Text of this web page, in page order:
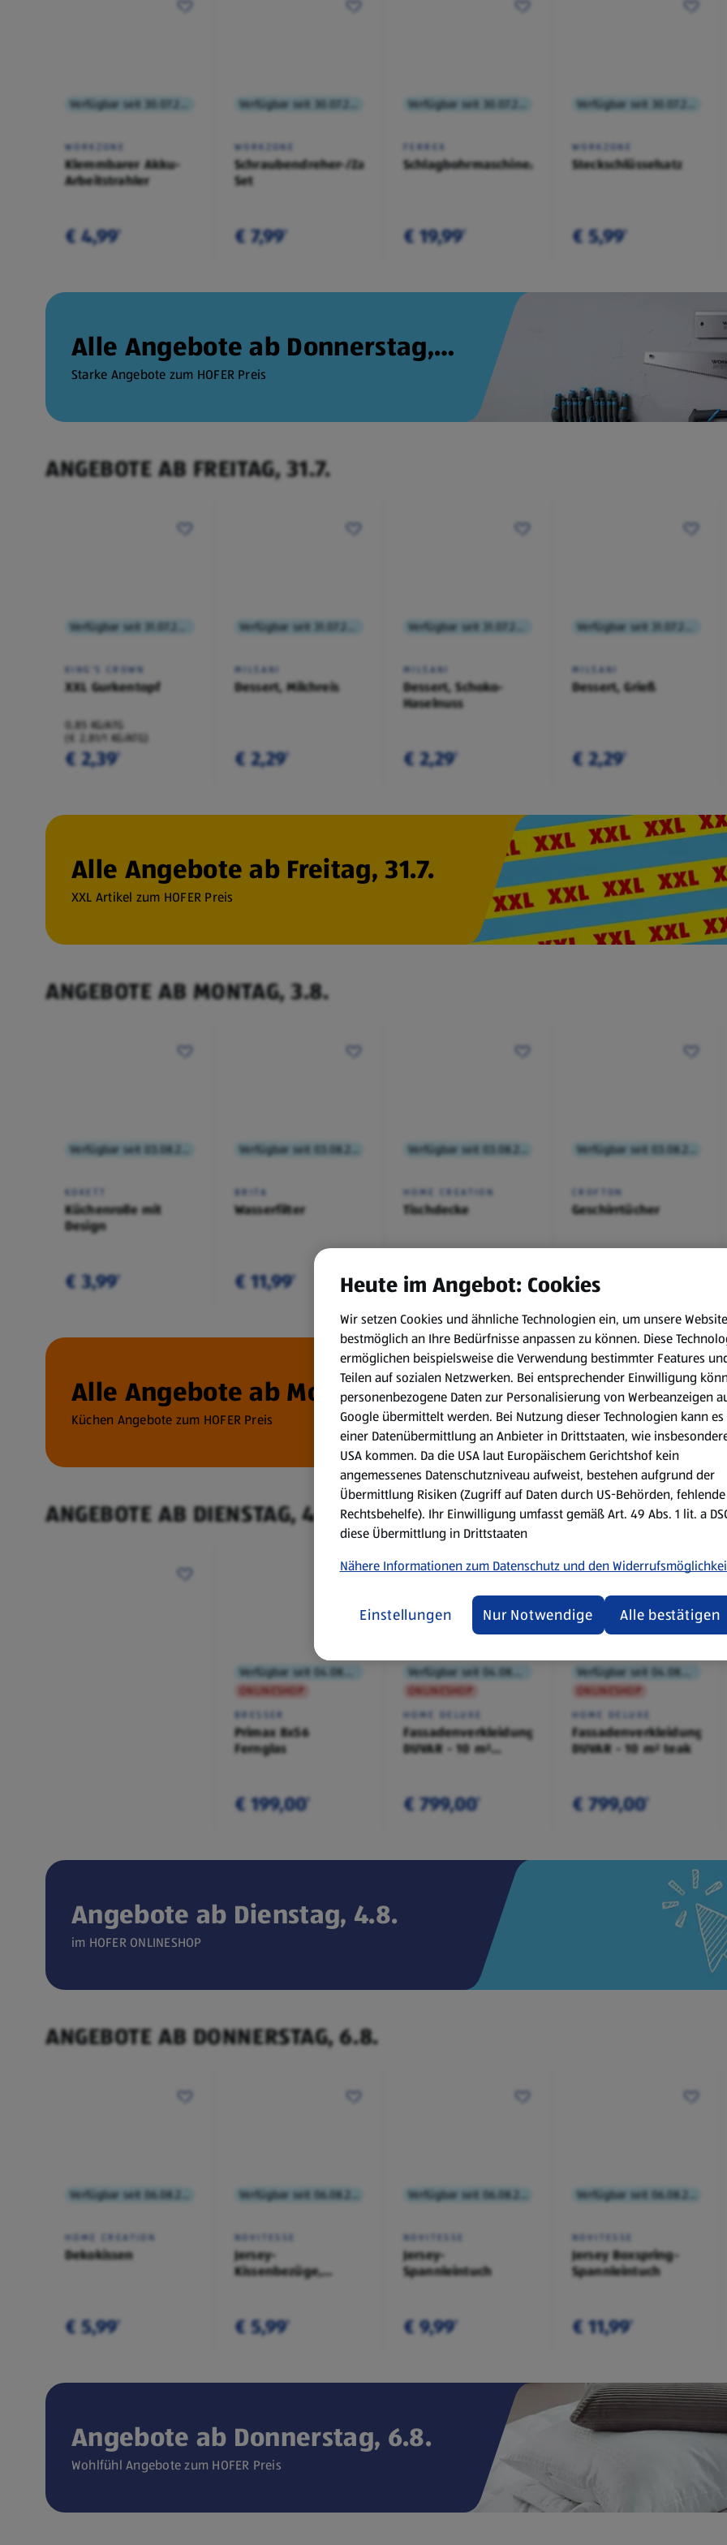
WORKZONE
Klemmbarer Akku-
Arbeitstrahler
€ 4,99¹
WORKZONE
Schraubendreher-/Zangen-
Set
€ 7,99¹
FERREX
Schlagbohrmaschine/Stichsäge
€ 19,99¹
WORKZONE
Steckschlüsselsatz
€ 5,99¹
Alle Angebote ab Donnerstag,
30.7.
Starke Angebote zum HOFER Preis
ANGEBOTE AB FREITAG, 31.7.
KING'S CROWN
XXL Gurkentopf
0,85 KG/ATG
(€ 2,81/1 KG/ATG)
€ 2,39¹
MILSANI
Dessert, Milchreis
€ 2,29¹
MILSANI
Dessert, Schoko-
Haselnuss
€ 2,29¹
MILSANI
Dessert, Grieß
€ 2,29¹
Alle Angebote ab Freitag, 31.7.
XXL Artikel zum HOFER Preis
ANGEBOTE AB MONTAG, 3.8.
KOKETT
Küchenrolle mit
Design
€ 3,99¹
BRITA
Wasserfilter
€ 11,99¹
HOME CREATION
Tischdecke
€ 2,99¹
CROFTON
Geschirrtücher
€ 3,49
Alle Angebote ab Montag, 3.8.
Küchen Angebote zum HOFER Preis
ANGEBOTE AB DIENSTAG, 4.8.
Verfügbar seit 04.08.2026
CEEM
ONLINESHOP
BRESSER
Primax 8x56
Fernglas
€ 199,00¹
ONLINESHOP
HOME DELUXE
Fassadenverkleidung
DUVAR - 10 m²
€ 799,00¹
ONLINESHOP
HOME DELUXE
Fassadenverkleidung
DUVAR - 10 m² teak
€ 799,00¹
Angebote ab Dienstag, 4.8.
im HOFER ONLINESHOP
(öffnet in einem neuen Tab)
ANGEBOTE AB DONNERSTAG, 6.8.
HOME CREATION
Dekokissen
€ 5,99¹
NOVITESSE
Jersey-
Kissenbezüge,
€ 5,99¹
NOVITESSE
Jersey-
Spannleintuch
€ 9,99¹
NOVITESSE
Jersey Boxspring-
Spannleintuch
€ 11,99¹
Angebote ab Donnerstag, 6.8.
Wohlfühl Angebote zum HOFER Preis
Heute im Angebot: Cookies
Wir setzen Cookies und ähnliche Technologien ein, um unsere Website
bestmöglich an Ihre Bedürfnisse anpassen zu können. Diese
ermöglichen beispielsweise die Verwendung bestimmter Features
Teilen auf sozialen Netzwerken. Bei entsprechender Einwilligung
personenbezogene Daten zur Personalisierung von Werbeanzeigen
Google übermittelt werden. Bei Nutzung dieser Technologien kann es
einer Datenübermittlung an Anbieter in Drittstaaten, wie
USA kommen. Da die USA laut Europäischem Gerichtshof kein
angemessenes Datenschutzniveau aufweist, bestehen aufgrund der
Übermittlung Risiken (Zugriff auf Daten durch US-Behörden, fehlende
Rechtsbehelfe). Ihr Einwilligung umfasst gemäß Art. 49 Abs. 1 lit. a
diese Übermittlung in Drittstaaten
Nähere Informationen zum Datenschutz und den
Einstellungen Nur Notwendige Alle bestätigen